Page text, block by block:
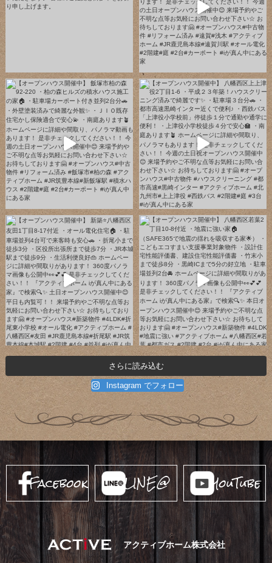
さらに読み込む
Instagram でフォロー
Facebook LINE@ YouTube
アクティブホーム株式会社